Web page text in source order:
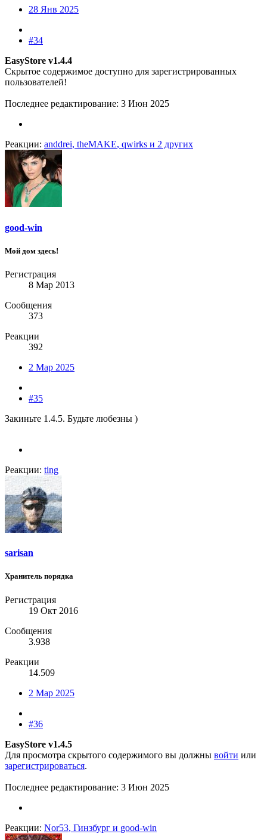
28 Янв 2025
#34
EasyStore v1.4.4
Скрытое содержимое доступно для зарегистрированных
пользователей!
Последнее редактирование: 3 Июн 2025
Реакции: anddrei, theMAKE, qwirks и 2 других
good-win
Мой дом здесь!
Регистрация
8 Мар 2013
Сообщения
373
Реакции
392
2 Мар 2025
#35
Закиньте 1.4.5. Будьте любезны )
Реакции: ting
sarisan
Хранитель порядка
Регистрация
19 Окт 2016
Сообщения
3.938
Реакции
14.509
2 Мар 2025
#36
EasyStore v1.4.5
Для просмотра скрытого содержимого вы должны войти или
зарегистрироваться.
Последнее редактирование: 3 Июн 2025
Реакции: Nor53, Гинзбург и good-win